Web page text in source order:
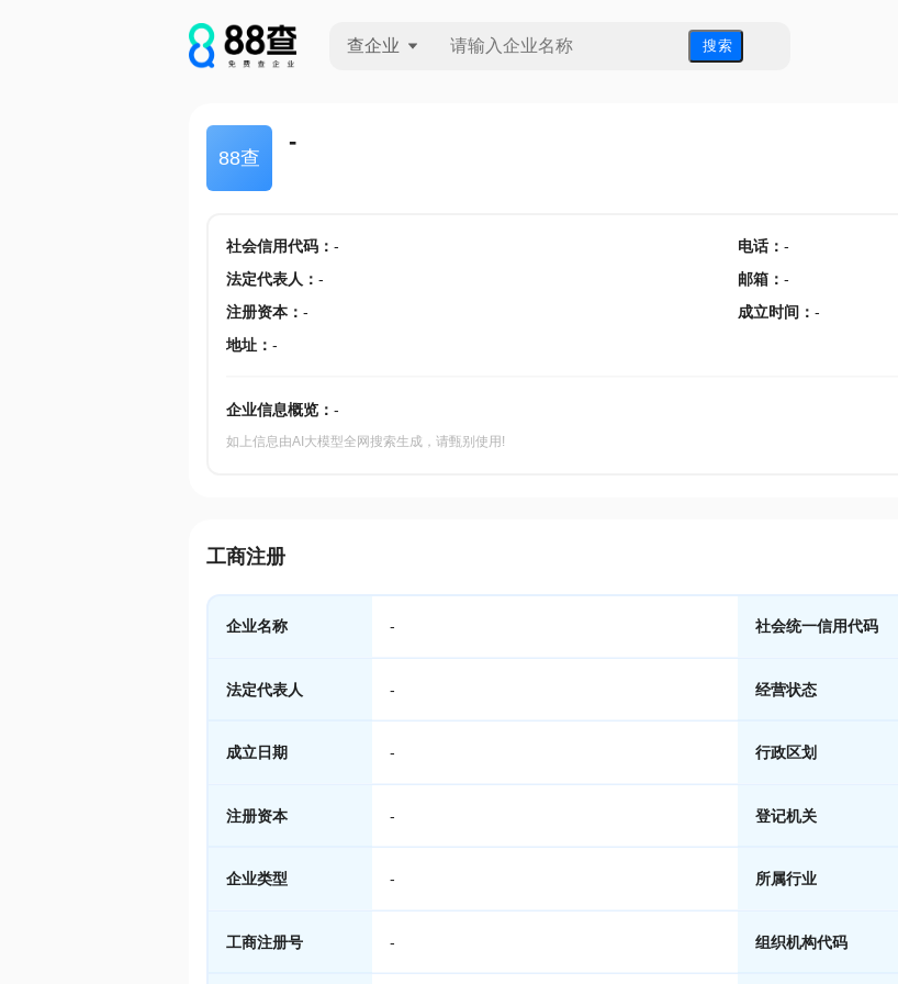
查企业 搜 索
88查
-
社会信用代码： - 电话： -
法定代表人 ： - 邮箱 ： -
注册资本： - 成立时间 ： -
地址： -
企业信息概览： -
如上信息由AI大模型全网搜索生成，请甄别使用!
工商注册
企业名称 - 社会统一信用代码
法定代表人 - 经营状态
成立日期 - 行政区划
注册资本 - 登记机关
企业类型 - 所属行业
工商注册号 - 组织机构代码